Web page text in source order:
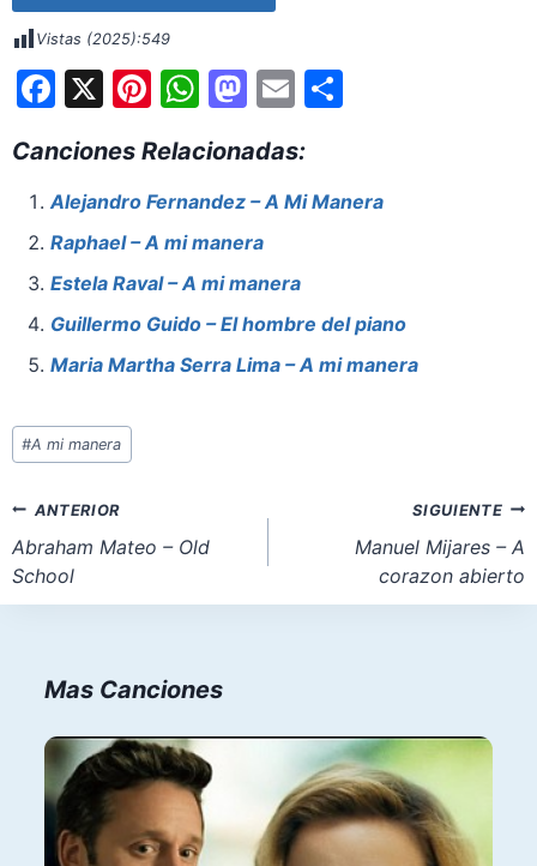
Vistas (2025):549
F
c
e
b
o
o
k
X Pi
er
e
st
W
at
s
A
p
p
M
st
o
d
o
n
E
ai
l
S
e
Canciones Relacionadas:
Alejandro Fernandez – A Mi Manera
Raphael – A mi manera
Estela Raval – A mi manera
Guillermo Guido – El hombre del piano
Maria Martha Serra Lima – A mi manera
Etiquetas
de
entrada:
#A mi manera
Navegación
de
entradas
ANTERIOR
Abraham Mateo – Old
School
SIGUIENTE
Manuel Mijares – A
corazon abierto
Mas Canciones